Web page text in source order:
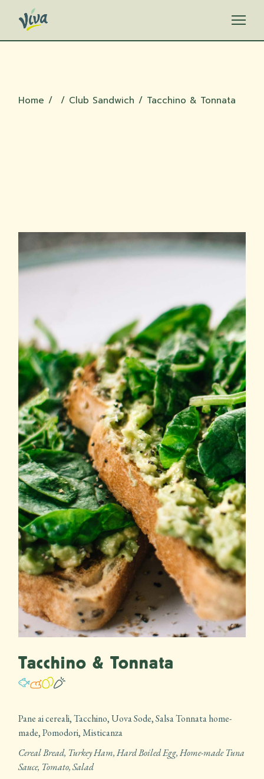
content
Home Club Sandwich Tacchino & Tonnata
Tacchino & Tonnata
Pane ai cereali, Tacchino, Uova Sode, Salsa Tonnata home-
made, Pomodori, Misticanza
Cereal Bread, Turkey Ham, Hard Boiled Egg, Home-made Tuna
Sauce, Tomato, Salad